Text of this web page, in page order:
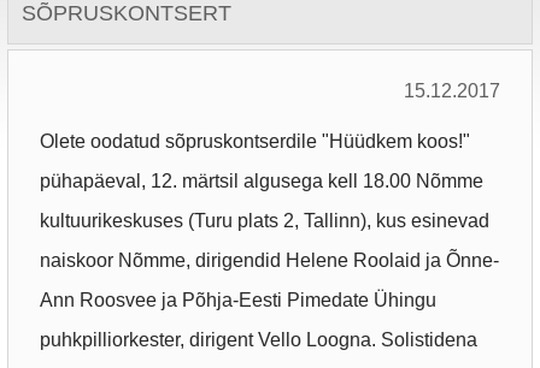
SÕPRUSKONTSERT
15.12.2017
Olete oodatud sõpruskontserdile "Hüüdkem koos!"
pühapäeval, 12. märtsil algusega kell 18.00 Nõmme
kultuurikeskuses (Turu plats 2, Tallinn), kus esinevad
naiskoor Nõmme, dirigendid Helene Roolaid ja Õnne-
Ann Roosvee ja Põhja-Eesti Pimedate Ühingu
puhkpilliorkester, dirigent Vello Loogna. Solistidena